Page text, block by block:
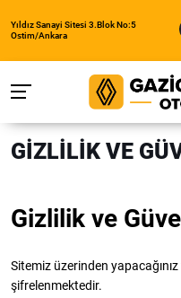
Yıldız Sanayi Sitesi 3.Blok No:5
Ostim/Ankara
GIZLILIK VE
Gizlilik ve
Sitemiz üzerinden
şifrelenmektedir.